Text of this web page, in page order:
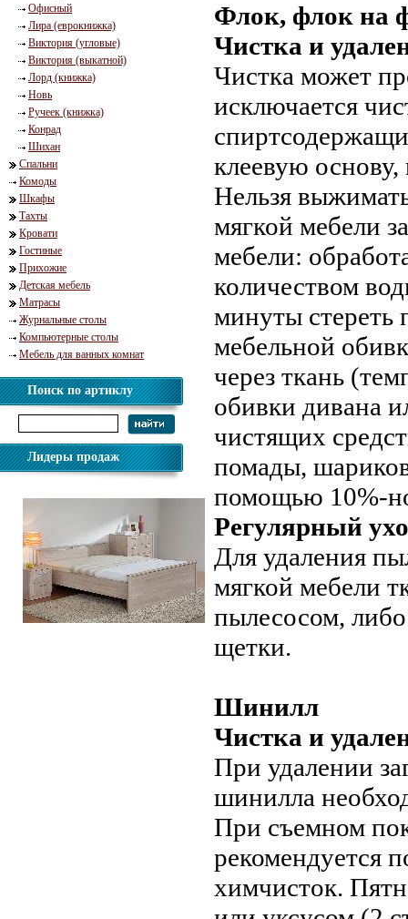
Офисный
Лира (еврокнижка)
Виктория (угловые)
Виктория (выкатной)
Лорд (книжка)
Новь
Ручеек (книжка)
Конрад
Шихан
Спальни
Комоды
Шкафы
Тахты
Кровати
Гостиные
Прихожие
Детская мебель
Матрасы
Журнальные столы
Компьютерные столы
Мебель для ванных комнат
Поиск по артиклу
Лидеры продаж
Флок, флок на
Чистка и
Чистка может
исключается
клеевую основу,
Нельзя
мягкой мебели
мебели:
количеством
минуты стереть
мебельной
через ткань
обивки дивана
чистящих
помады,
помощью 10%-
Регулярный
Для удаления
мягкой мебели
пылесосом,
щетки.
Шинилл
Чистка и
При удалении
шинилла
При съемном
рекомендуется
химчисток.